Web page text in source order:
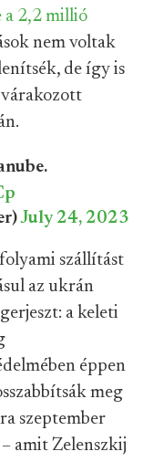
a 2,2 millió
nem voltak
de így is
várakozott
July 24, 2023
szállítást
az ukrán
a keleti
éppen
meg
szeptember
amit Zelenszkij